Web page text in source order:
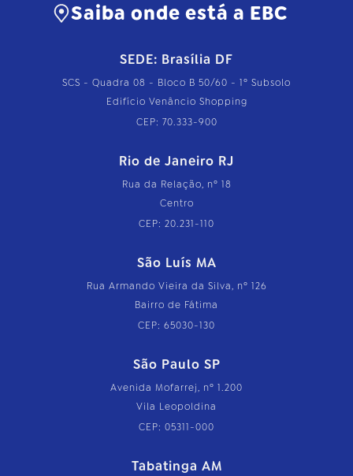
Saiba onde está a EBC
SEDE: Brasília DF
SCS - Quadra 08 - Bloco B 50/60 - 1º Subsolo
Edifício Venâncio Shopping
CEP: 70.333-900
Rio de Janeiro RJ
Rua da Relação, nº 18
Centro
CEP: 20.231-110
São Luís MA
Rua Armando Vieira da Silva, nº 126
Bairro de Fátima
CEP: 65030-130
São Paulo SP
Avenida Mofarrej, nº 1.200
Vila Leopoldina
CEP: 05311-000
Tabatinga AM